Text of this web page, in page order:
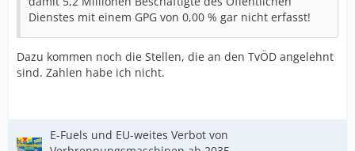
Dienstes mit einem GPG von 0,00 % gar nicht erfasst!
Dazu kommen noch die Stellen, die an den TvÖD angelehnt
sind. Zahlen habe ich nicht.
E-Fuels und EU-weites Verbot von